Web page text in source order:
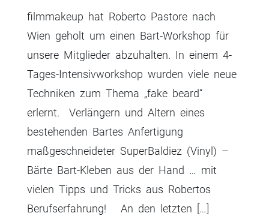
filmmakeup hat Roberto Pastore nach
Wien geholt um einen Bart-Workshop für
unsere Mitglieder abzuhalten. In einem 4-
Tages-Intensivworkshop wurden viele neue
Techniken zum Thema „fake beard“
erlernt. Verlängern und Altern eines
bestehenden Bartes Anfertigung
maßgeschneideter SuperBaldiez (Vinyl) –
Bärte Bart-Kleben aus der Hand … mit
vielen Tipps und Tricks aus Robertos
Berufserfahrung! An den letzten […]